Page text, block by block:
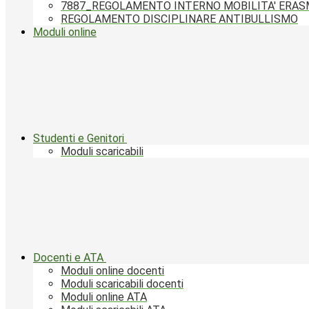
7887_REGOLAMENTO INTERNO MOBILITA'
REGOLAMENTO DISCIPLINARE ANTIBULLISMO
Moduli online
Studenti e Genitori
Moduli scaricabili
Docenti e ATA
Moduli online docenti
Moduli scaricabili docenti
Moduli online ATA